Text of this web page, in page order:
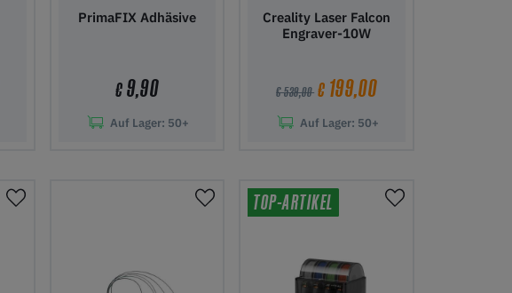
PrimaFIX Adhäsive
€9,90
Auf Lager: 50+
Creality Laser Falcon
Engraver-10W
€ 539,00 € 199,00
Auf Lager: 50+
TOP-ARTIKEL